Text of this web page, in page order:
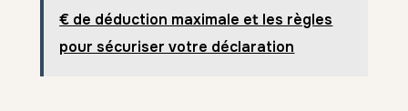
€ de déduction maximale et les règles
pour sécuriser votre déclaration